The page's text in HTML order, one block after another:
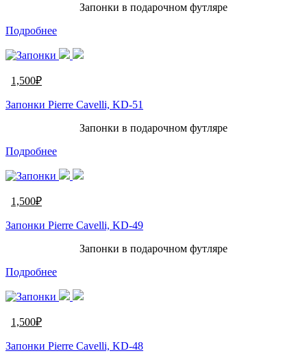
Запонки в подарочном футляре
Подробнее
1,500₽
Запонки Pierre Cavelli, KD-51
Запонки в подарочном футляре
Подробнее
1,500₽
Запонки Pierre Cavelli, KD-49
Запонки в подарочном футляре
Подробнее
1,500₽
Запонки Pierre Cavelli, KD-48